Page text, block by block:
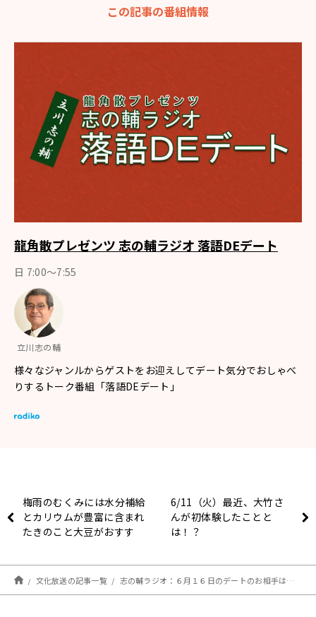
この記事の番組情報
龍角散プレゼンツ 志の輔ラジオ 落語DEデート
日 7:00〜7:55
立川志の輔
様々なジャンルからゲストをお迎えしてデート気分でおしゃべ
りするトーク番組「落語DEデート」
梅雨のむくみには水分補給
とカリウムが豊富に含まれ
たきのこと大豆がおすす
6/11（火）最近、大竹さ
んが初体験したことと
は！？
文化放送の記事一覧 志の輔ラジオ：６月１６日のデートのお相手は…